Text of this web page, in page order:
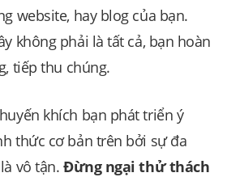
website, hay blog của bạn.
không phải là tất cả, bạn hoàn
tiếp thu chúng.
khích bạn phát triển ý
thức cơ bản trên bởi sự đa
vô tận. Đừng ngại thử thách